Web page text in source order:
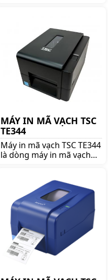
shoppos.vn để nhận được
nhiều ưu đãi và giá tốt!!
MÁY IN MÃ VẠCH TSC
TE344
Máy in mã vạch TSC TE344
là dòng máy in mã vạch
ngay shoppos.vn để nhận
được nhiều ưu đãi và giá
tốt!!